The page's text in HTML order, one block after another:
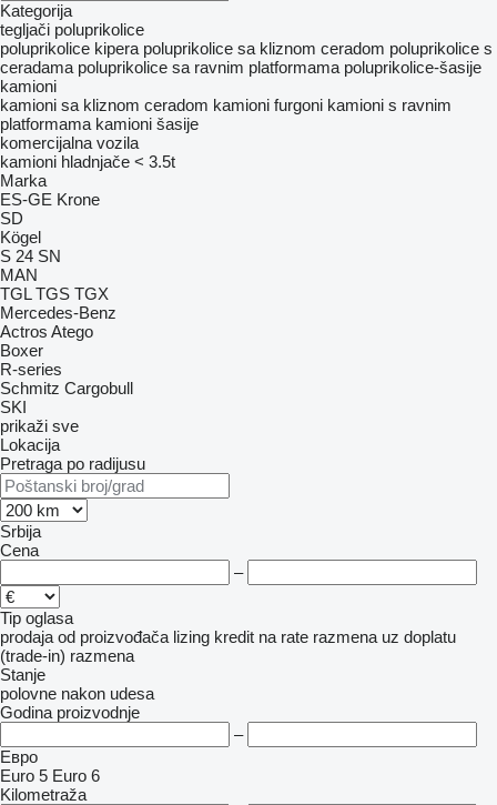
Kategorija
tegljači poluprikolice
poluprikolice kipera poluprikolice sa kliznom ceradom poluprikolice s
ceradama poluprikolice sa ravnim platformama poluprikolice-šasije
kamioni
kamioni sa kliznom ceradom kamioni furgoni kamioni s ravnim
platformama kamioni šasije
komercijalna vozila
kamioni hladnjače < 3.5t
Marka
ES-GE Krone
SD
Kögel
S 24 SN
MAN
TGL TGS TGX
Mercedes-Benz
Actros Atego
Boxer
R-series
Schmitz Cargobull
SKI
prikaži sve
Lokacija
Pretraga po radijusu
Srbija
Cena
–
Tip oglasa
prodaja od proizvođača lizing kredit na rate razmena uz doplatu
(trade-in) razmena
Stanje
polovne nakon udesa
Godina proizvodnje
–
Евро
Euro 5 Euro 6
Kilometraža